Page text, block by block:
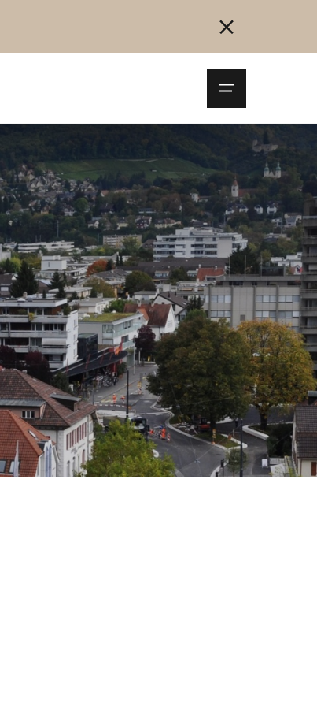
Se connecter S'inscrire
Démarrez maintenant